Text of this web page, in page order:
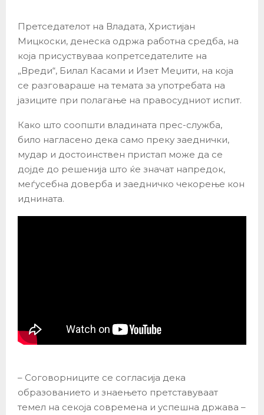
Претседателот на Владата, Христијан
Мицкоски, денеска одржа работна средба, на
која присуствуваа копретседателите на
„Вреди“, Билал Касами и Изет Меџити, на која
се разговараше на темата за употребата на
јазиците при полагање на правосудниот испит.
Како што соопшти владината прес-служба,
било нагласено дека само преку заеднички,
мудар и достоинствен пристап може да се
дојде до решенија што ќе значат напредок,
меѓусебна доверба и заедничко чекорење кон
иднината.
– Соговорниците се согласија дека
образованието и знаењето претставуваат
темел на секоја современа и успешна држава –